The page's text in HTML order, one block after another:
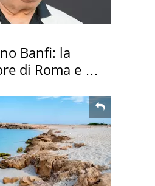
Banfi: la
di Roma e i